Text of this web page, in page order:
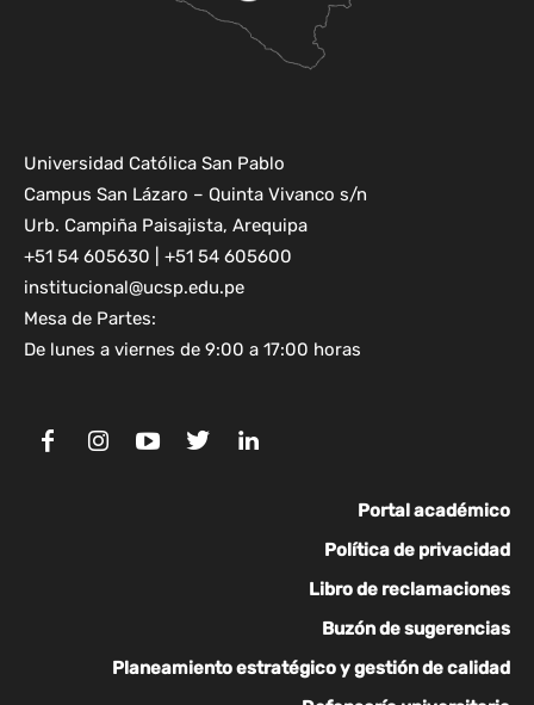
Universidad Católica San Pablo
Campus San Lázaro – Quinta Vivanco s/n
Urb. Campiña Paisajista, Arequipa
+51 54 605630 | +51 54 605600
institucional@ucsp.edu.pe
Mesa de Partes:
De lunes a viernes de 9:00 a 17:00 horas
Portal académico
Política de privacidad
Libro de reclamaciones
Buzón de sugerencias
Planeamiento estratégico y gestión de calidad